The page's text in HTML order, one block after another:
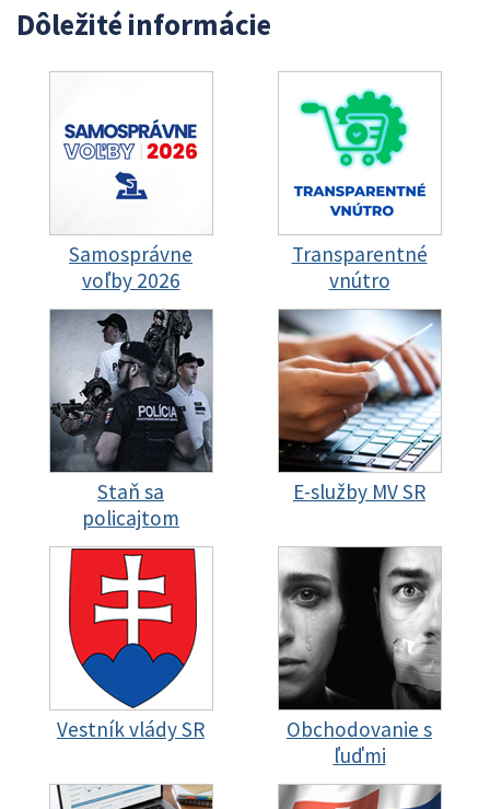
Dôležité informácie
Samosprávne
voľby 2026
Transparentné
vnútro
Staň sa
policajtom
E-služby MV SR
Vestník vlády SR
Obchodovanie s
ľuďmi